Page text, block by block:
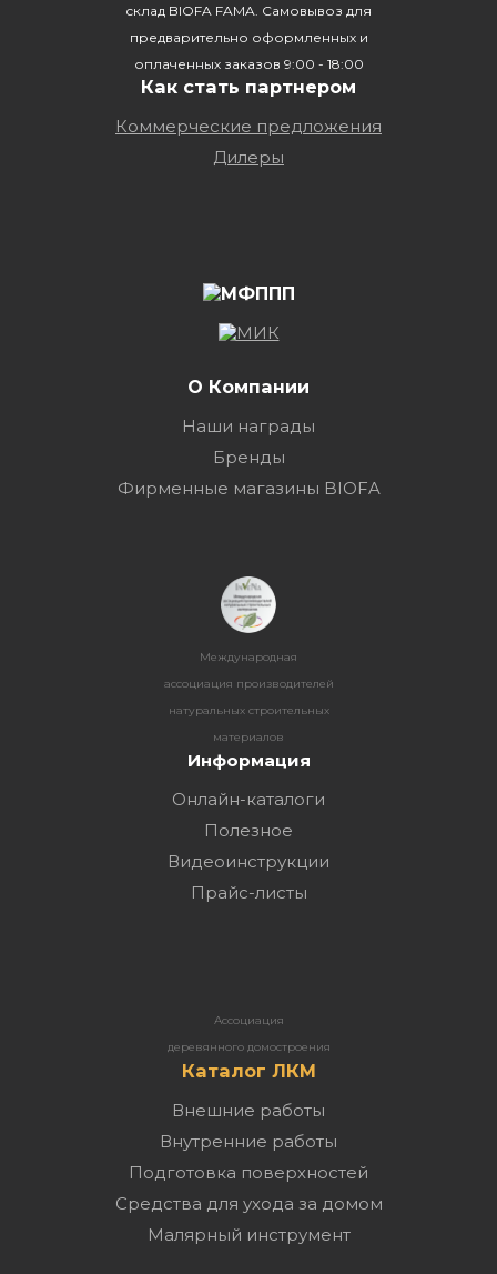
склад BIOFA FAMA. Самовывоз для
предварительно оформленных и
оплаченных заказов 9:00 - 18:00
Как стать партнером
Коммерческие предложения
Дилеры
О Компании
Наши награды
Бренды
Фирменные магазины BIOFA
Международная
ассоциация производителей
натуральных строительных
материалов
Информация
Онлайн-каталоги
Полезное
Видеоинструкции
Прайс-листы
Ассоциация
деревянного домостроения
Каталог ЛКМ
Внешние работы
Внутренние работы
Подготовка поверхностей
Средства для ухода за домом
Малярный инструмент